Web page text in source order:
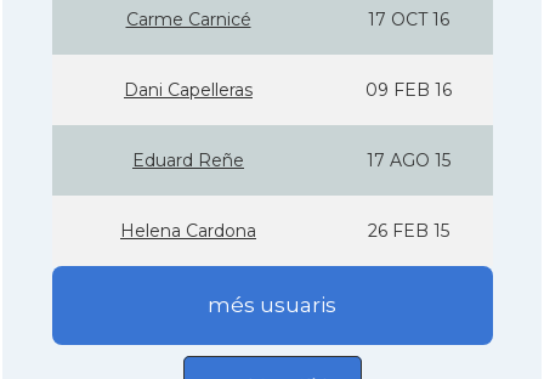
Carme Carnicé 17 OCT 16
Dani Capelleras 09 FEB 16
Eduard Reñe 17 AGO 15
Helena Cardona 26 FEB 15
més usuaris